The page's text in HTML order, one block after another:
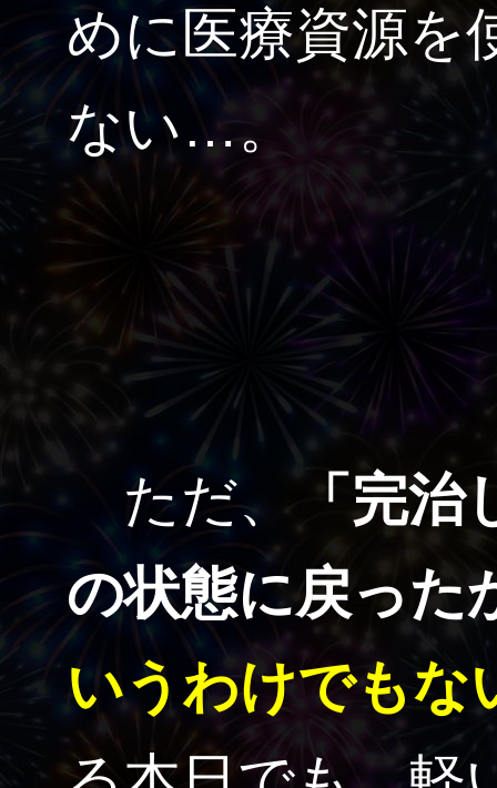
めに医療資源を
ない…。
ただ、 「完
の状態に戻った
いうわけでもな